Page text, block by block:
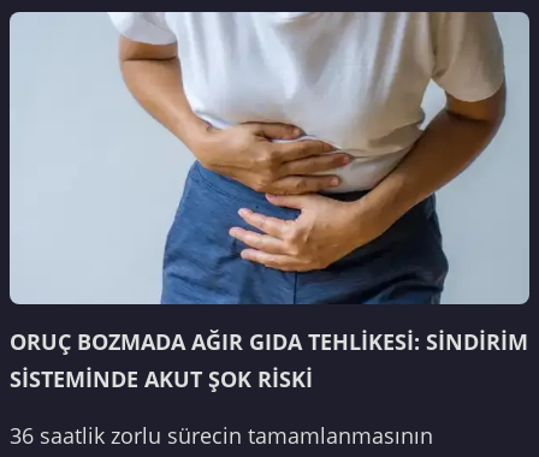
ORUÇ BOZMADA AĞIR GIDA TEHLİKESİ: SİNDİRİM
SİSTEMİNDE AKUT ŞOK RİSKİ
36 saatlik zorlu sürecin tamamlanmasının